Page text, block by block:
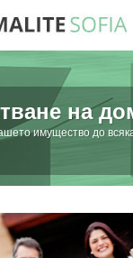
на
имущество до